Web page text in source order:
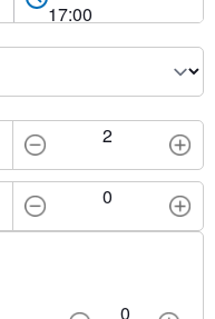
2
0
0